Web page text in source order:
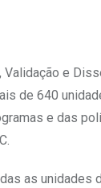
e
de 640
e das
as unidades